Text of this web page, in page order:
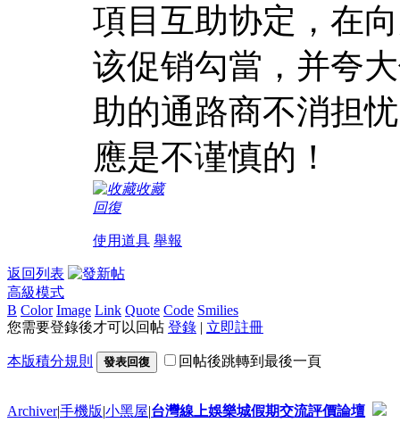
項目互助协定，在
该促销勾當，并夸
助的通路商不消担
應是不谨慎的！
收藏
回復
使用道具 舉報
返回列表
高級模式
B Color Image Link Quote Code Smilies
您需要登錄後才可以回帖 登錄 | 立即註冊
本版積分規則 發表回復 回帖後跳轉到最後一頁
Archiver|手機版|小黑屋|台灣線上娛樂城假期交流評價論壇